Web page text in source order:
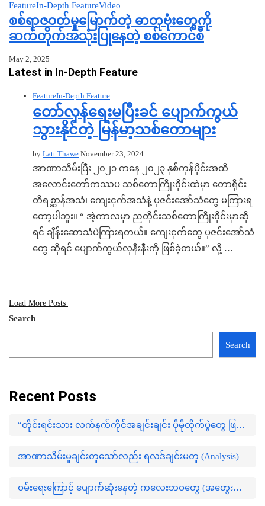
FeatureIn-Depth FeatureVideo
စစ်ရာဇဝတ်မှုမြောက်တဲ့ ဓာတုဗုံးတွေကို
ဆက်တိုက်အသုံးပြုနေတဲ့ စစ်ကောင်စီ
May 2, 2025
Latest in In-Depth Feature
FeatureIn-Depth Feature
တော်လှန်ရေးမပြီးခင် ပျောက်ကွယ်
သွားနိုင်တဲ့ မြန်မာ့သစ်တောများ
by Latt Thawe November 23, 2024
အာဏာသိမ်းပြီး ၂၀၂၁ ကနေ ၂၀၂၃ နှစ်ကုန်ပိုင်းအထိ
အလောင်းတော်ကဿပ သစ်တောကြိုး၀ိုင်းထဲမှာ တောရိုင်း
တိရစ္ဆာန်အသံ၊ ကျေးငှက်အသံနဲ့ ပုဇင်းအော်သံတွေ မကြားရ
တော့ပါဘူး။ “ အဲ့ကာလမှာ ညတိုင်းသစ်တောကြိုး၀ိုင်းမှာဆို
ရင် ချိန်းဆောသံပဲကြားရတယ်။ ကျေးငှက်တွေ ပုဇင်းအော်သံ
တွေ ဆိုရင် ပျောက်ကွယ်လုနီးနီးကို ဖြစ်ခဲ့တယ်။” လို့ …
Load More Posts
Search
Search
Recent Posts
“တိုင်းရင်းသား လက်နက်ကိုင်အချင်းချင်း ပိုမိုတိုက်ပွဲတွေ ဖြစ်ပွားမှုတွေက မြေရှားနဲ့ ပတ်သက်ပြီးတော့ ထိပ်တိုက်များလာတယ်”
အာဏာသိမ်းမှုချင်းတူသော်လည်း ရလဒ်ချင်းမတူ (Analysis)
ဝမ်းရေးကြောင့် ပျောက်ဆုံးနေတဲ့ ကလေးဘဝတွေ (အတွေးအမြင်)